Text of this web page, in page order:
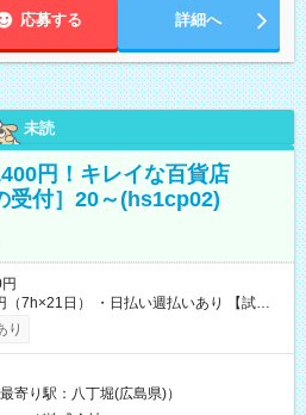
応募する 詳細へ
未読
円！キレイな百貨店
受付］20～(hs1cp02)
日） ・日払い週払いあり 【試用
り
寄り駅：八丁堀(広島県)）